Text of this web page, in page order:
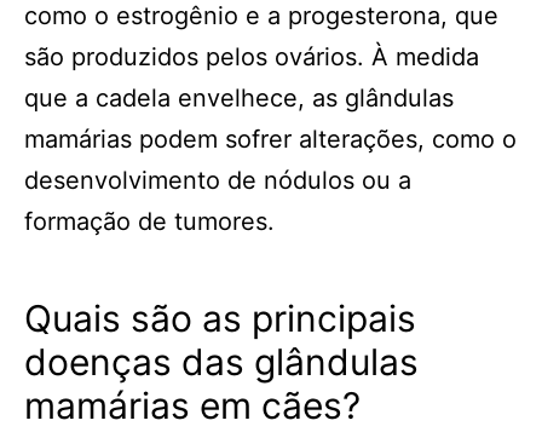
como o estrogênio e a progesterona, que
são produzidos pelos ovários. À medida
que a cadela envelhece, as glândulas
mamárias podem sofrer alterações, como o
desenvolvimento de nódulos ou a
formação de tumores.
Quais são as principais
doenças das glândulas
mamárias em cães?